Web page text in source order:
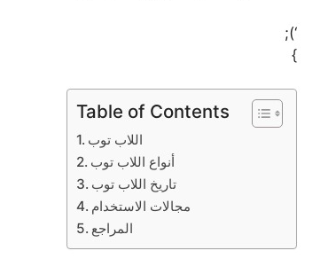
‘);
}
Table of Contents
اللاب توب
أنواع اللاب توب
تاريخ اللاب توب
مجالات الاستخدام
المراجع